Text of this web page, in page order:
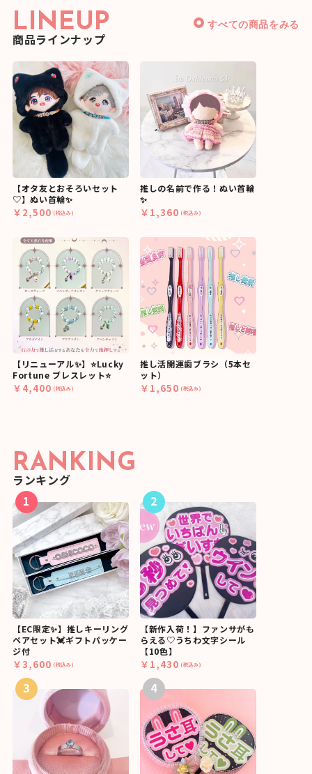
LINEUP
商品ラインナップ
すべての商品をみる
【オタ友とおそろいセット
♡】ぬい首輪✨
￥2,500 (税込み)
推しの名前で作る！ぬい首輪
✨
￥1,360 (税込み)
【リニューアル✨】⭐Lucky
Fortune ブレスレット⭐
￥4,400 (税込み)
推し活開運歯ブラシ（5本セ
ット）
￥1,650 (税込み)
RANKING
ランキング
1
【EC限定✨】推しキーリング
ペアセット💓ギフトパッケー
ジ付
￥3,600 (税込み)
2
【新作入荷！】ファンサがも
らえる♡うちわ文字シール
【10色】
￥1,430 (税込み)
3 4